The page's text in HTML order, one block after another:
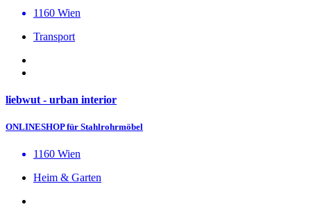
1160 Wien
Transport
liebwut - urban interior
ONLINESHOP für Stahlrohrmöbel
1160 Wien
Heim & Garten